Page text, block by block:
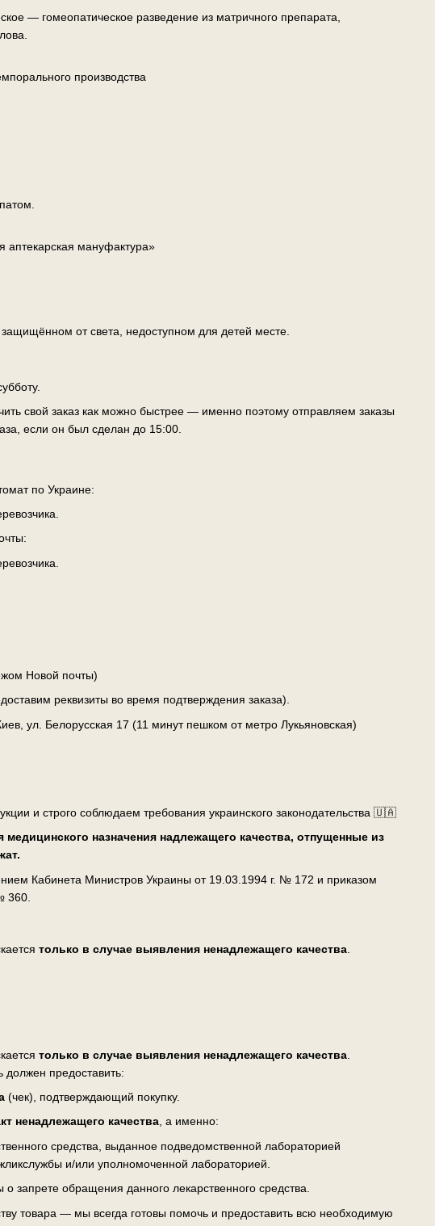
— гомеопатическое разведение из матричного препарата,
производства
мануфактура»
от света, недоступном для детей месте.
свой заказ как можно быстрее — именно поэтому отправляем заказы
если он был сделан до 15:00.
по Украине:
Новой почты)
реквизиты во время подтверждения заказа).
ул. Белорусская 17 (11 минут пешком от метро Лукьяновская)
и строго соблюдаем требования украинского законодательства 🇺🇦
назначения надлежащего качества, отпущенные из
Кабинета Министров Украины от 19.03.1994 г. № 172 и приказом
360.
только в случае выявления ненадлежащего качества.
только в случае выявления ненадлежащего качества.
предоставить:
(чек), подтверждающий покупку.
ненадлежащего качества, а именно:
средства, выданное подведомственной лабораторией
и/или уполномоченной лабораторией.
запрете обращения данного лекарственного средства.
товара — мы всегда готовы помочь и предоставить всю необходимую